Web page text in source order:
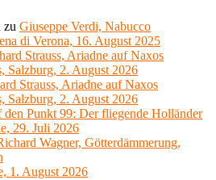
zu Giuseppe Verdi, Nabucco
di Verona, 16. August 2025
Strauss, Ariadne auf Naxos
Salzburg, 2. August 2026
Strauss, Ariadne auf Naxos
Salzburg, 2. August 2026
den Punkt 99: Der fliegende Holländer
29. Juli 2026
Wagner, Götterdämmerung,
1. August 2026